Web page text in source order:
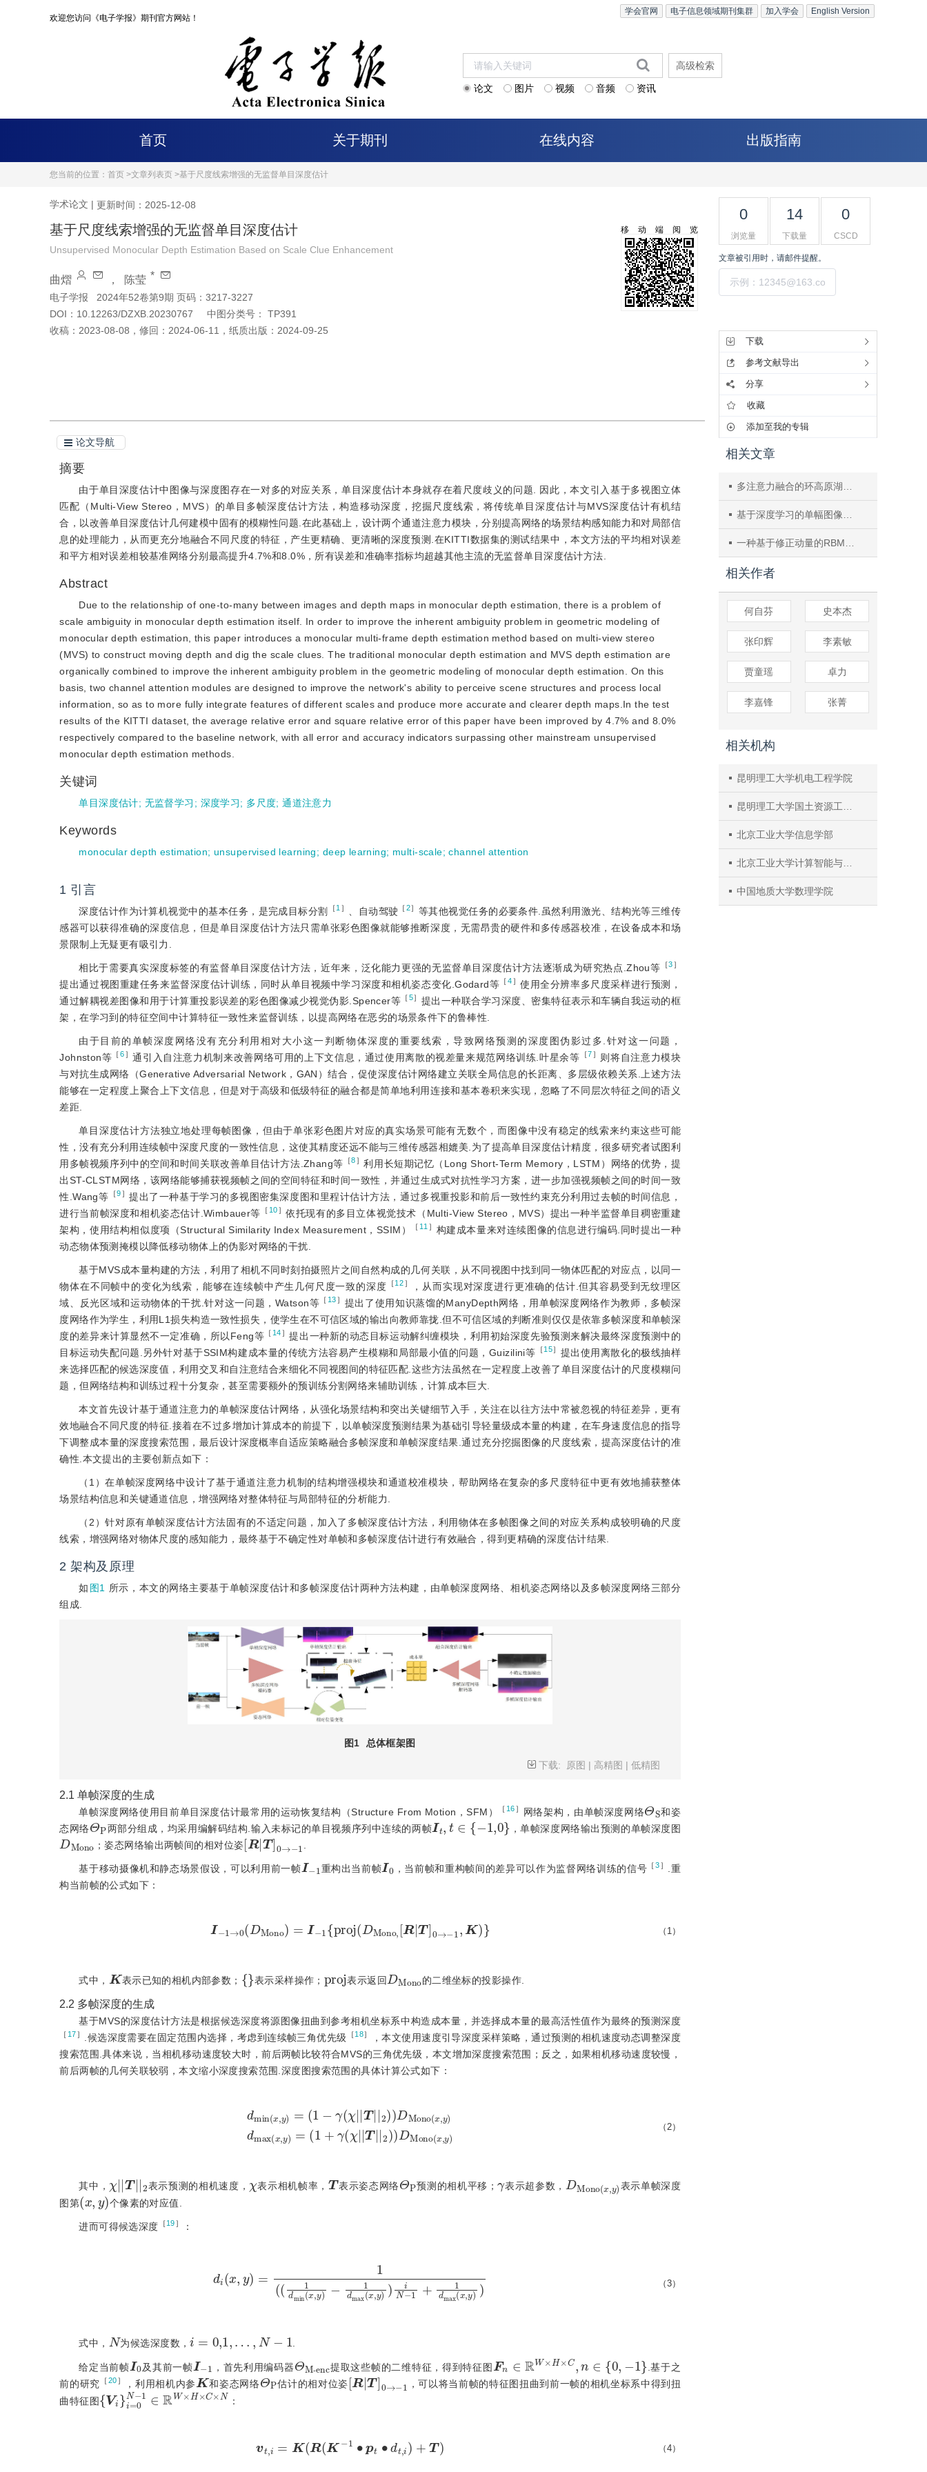
欢迎您访问《电子学报》期刊官方网站！
English Version
加入学会
电子信息领域期刊集群
学会官网
论文 图片 视频 音频 资讯
高级检索
首页 关于期刊 在线内容 出版指南
您当前的位置： 首页 >文章列表页 >基于尺度线索增强的无监督单目深度估计
学术论文 | 更新时间：2025-12-08
基于尺度线索增强的无监督单目深度估计
Unsupervised Monocular Depth Estimation Based on Scale Clue Enhancement
曲熠 ， 陈莹 *
电子学报
2024年52卷第9期 页码：3217-3227
DOI： 10.12263/DZXB.20230767 中图分类号：
TP391
收稿： 2023-08-08 ， 修回： 2024-06-11 ， 纸质出版： 2024-09-25
移动端阅览
论文导航
摘要
由于单目深度估计中图像与深度图存在一对多的对应关系，单目深度估计本身就存在着尺度歧义的问题. 因此，本文引入基于多视图立体
匹配（Multi-View Stereo，MVS）的单目多帧深度估计方法，构造移动深度，挖掘尺度线索，将传统单目深度估计与MVS深度估计有机结
合，以改善单目深度估计几何建模中固有的模糊性问题.在此基础上，设计两个通道注意力模块，分别提高网络的场景结构感知能力和对局部信
息的处理能力，从而更充分地融合不同尺度的特征，产生更精确、更清晰的深度预测.在KITTI数据集的测试结果中，本文方法的平均相对误差
和平方相对误差相较基准网络分别最高提升4.7%和8.0%，所有误差和准确率指标均超越其他主流的无监督单目深度估计方法.
Abstract
Due to the relationship of one-to-many between images and depth maps in monocular depth estimation, there is a problem of
scale ambiguity in monocular depth estimation itself. In order to improve the inherent ambiguity problem in geometric modeling of
monocular depth estimation, this paper introduces a monocular multi-frame depth estimation method based on multi-view stereo
(MVS) to construct moving depth and dig the scale clues. The traditional monocular depth estimation and MVS depth estimation are
organically combined to improve the inherent ambiguity problem in the geometric modeling of monocular depth estimation. On this
basis, two channel attention modules are designed to improve the network's ability to perceive scene structures and process local
information, so as to more fully integrate features of different scales and produce more accurate and clearer depth maps.In the test
results of the KITTI dataset, the average relative error and square relative error of this paper have been improved by 4.7% and 8.0%
respectively compared to the baseline network, with all error and accuracy indicators surpassing other mainstream unsupervised
monocular depth estimation methods.
关键词
单目深度估计; 无监督学习 ; 深度学习; 多尺度;通道注意力
Keywords
monocular depth estimation;unsupervised learning; deep learning; multi-scale;channel attention
1 引言
深度估计作为计算机视觉中的基本任务，是完成目标分割 ［1 ］ 、自动驾驶 ［2］ 等其他视觉任务的必要条件.虽然利用激光、结构光等三维传
感器可以获得准确的深度信息，但是单目深度估计方法只需单张彩色图像就能够推断深度，无需昂贵的硬件和多传感器校准，在设备成本和场
景限制上无疑更有吸引力.
相比于需要真实深度标签的有监督单目深度估计方法，近年来，泛化能力更强的无监督单目深度估计方法逐渐成为研究热点.Zhou等 ［3］
提出通过视图重建任务来监督深度估计训练，同时从单目视频中学习深度和相机姿态变化.Godard等 ［4］ 使用全分辨率多尺度采样进行预测，
通过解耦视差图像和用于计算重投影误差的彩色图像减少视觉伪影.Spencer等 ［5］ 提出一种联合学习深度、密集特征表示和车辆自我运动的框
架，在学习到的特征空间中计算特征一致性来监督训练，以提高网络在恶劣的场景条件下的鲁棒性.
由于目前的单帧深度网络没有充分利用相对大小这一判断物体深度的重要线索，导致网络预测的深度图伪影过多.针对这一问题，
Johnston等 ［6］通引入自注意力机制来改善网络可用的上下文信息，通过使用离散的视差量来规范网络训练.叶星余等 ［7］ 则将自注意力模块
与对抗生成网络（Generative Adversarial Network，GAN）结合，促使深度估计网络建立关联全局信息的长距离、多层级依赖关系.上述方法
能够在一定程度上聚合上下文信息，但是对于高级和低级特征的融合都是简单地利用连接和基本卷积来实现，忽略了不同层次特征之间的语义
差距.
单目深度估计方法独立地处理每帧图像，但由于单张彩色图片对应的真实场景可能有无数个，而图像中没有稳定的线索来约束这些可能
性，没有充分利用连续帧中深度尺度的一致性信息，这使其精度还远不能与三维传感器相媲美.为了提高单目深度估计精度，很多研究者试图利
用多帧视频序列中的空间和时间关联改善单目估计方法.Zhang等 ［8］ 利用长短期记忆（Long Short-Term Memory，LSTM）网络的优势，提
出ST-CLSTM网络，该网络能够捕获视频帧之间的空间特征和时间一致性，并通过生成式对抗性学习方案，进一步加强视频帧之间的时间一致
性.Wang等 ［9］提出了一种基于学习的多视图密集深度图和里程计估计方法，通过多视重投影和前后一致性约束充分利用过去帧的时间信息，
进行当前帧深度和相机姿态估计.Wimbauer等 ［ 10］ 依托现有的多目立体视觉技术（Multi-View Stereo，MVS）提出一种半监督单目稠密重建
架构，使用结构相似度项（Structural Similarity Index Measurement，SSIM） ［ 11 ］ 构建成本量来对连续图像的信息进行编码.同时提出一种
动态物体预测掩模以降低移动物体上的伪影对网络的干扰.
基于MVS成本量构建的方法，利用了相机不同时刻拍摄照片之间自然构成的几何关联，从不同视图中找到同一物体匹配的对应点，以同一
物体在不同帧中的变化为线索，能够在连续帧中产生几何尺度一致的深度 ［12］
，从而实现对深度进行更准确的估计.但其容易受到无纹理区
域、反光区域和运动物体的干扰.针对这一问题，Watson等 ［ 13］ 提出了使用知识蒸馏的ManyDepth网络，用单帧深度网络作为教师，多帧深
度网络作为学生，利用L1损失构造一致性损失，使学生在不可信区域的输出向教师靠拢.但不可信区域的判断准则仅仅是依靠多帧深度和单帧深
度的差异来计算显然不一定准确，所以Feng等 ［ 14］提出一种新的动态目标运动解纠缠模块，利用初始深度先验预测来解决最终深度预测中的
目标运动失配问题.另外针对基于SSIM构建成本量的传统方法容易产生模糊和局部最小值的问题，Guizilini等 ［15］ 提出使用离散化的极线抽样
来选择匹配的候选深度值，利用交叉和自注意结合来细化不同视图间的特征匹配.这些方法虽然在一定程度上改善了单目深度估计的尺度模糊问
题，但网络结构和训练过程十分复杂，甚至需要额外的预训练分割网络来辅助训练，计算成本巨大.
本文首先设计基于通道注意力的单帧深度估计网络，从强化场景结构和突出关键细节入手，关注在以往方法中常被忽视的特征差异，更有
效地融合不同尺度的特征.接着在不过多增加计算成本的前提下，以单帧深度预测结果为基础引导轻量级成本量的构建，在车身速度信息的指导
下调整成本量的深度搜索范围，最后设计深度概率自适应策略融合多帧深度和单帧深度结果.通过充分挖掘图像的尺度线索，提高深度估计的准
确性.本文提出的主要创新点如下：
（1）在单帧深度网络中设计了基于通道注意力机制的结构增强模块和通道校准模块，帮助网络在复杂的多尺度特征中更有效地捕获整体
场景结构信息和关键通道信息，增强网络对整体特征与局部特征的分析能力.
（2）针对原有单帧深度估计方法固有的不适定问题，加入了多帧深度估计方法，利用物体在多帧图像之间的对应关系构成较明确的尺度
线索，增强网络对物体尺度的感知能力，最终基于不确定性对单帧和多帧深度估计进行有效融合，得到更精确的深度估计结果.
2 架构及原理
如 图1
所示，本文的网络主要基于单帧深度估计和多帧深度估计两种方法构建，由单帧深度网络、相机姿态网络以及多帧深度网络三部分
组成.
图1
总体框架图
下载:
原图 | 高精图 |低精图
2.1 单帧深度的生成
单帧深度网络使用目前单目深度估计最常用的运动恢复结构（Structure From Motion，SFM） ［ 16］ 网络架构，由单帧深度网络
Θ
和姿
态网络
ΘP
两部分组成，均采用编解码结构.输入未标记的单目视频序列中连续的两帧It,t∈ {-1,0 } ，单帧深度网络输出预测的单帧深度图
DMono
；姿态网络输出两帧间的相对位姿[R|T]0→-1
基于移动摄像机和静态场景假设，可以利用前一帧
I-
重构出当前帧
I0
，当前帧和重构帧间的差异可以作为监督网络训练的信号 ［3］ .重
构当前帧的公式如下：
I 0 (D n =I- {proj(DM ,[R|T] K)} （1）
式中，
K
表示已知的相机内部参数； {} 表示采样操作；
o
表示返回
D
的二维坐标的投影操作.
2.2 多帧深度的生成
基于MVS的深度估计方法是根据候选深度将源图像扭曲到参考相机坐标系中构造成本量，并选择成本量的最高活性值作为最终的预测深度
［17］ .候选深度需要在固定范围内选择，考虑到连续帧三角优先级 ［18］
，本文使用速度引导深度采样策略，通过预测的相机速度动态调整深度
搜索范围.具体来说，当相机移动速度较大时，前后两帧比较符合MVS的三角优先级，本文增加深度搜索范围；反之，如果相机移动速度较慢，
前后两帧的几何关联较弱，本文缩小深度搜索范围.深度图搜索范围的具体计算公式如下：
T no y)d max x,y)=
（2）
其中， ||T| 2
表示预测的相机速度， 表示相机帧率，
T
表示姿态网络
Θ
预测的相机平移； 表示超参数，
D
表示单帧深度
图第(x, y)个像素的对应值.
进而可得候选深度 ［19］ ：
x,
（3）
式中，
N
为候选深度数，
i= 0,1, N-1
给定当前帧 及其前一帧 ，首先利用编码器
Θ
提取这些帧的二维特征，得到特征图 Fn ∈ RW×H× ,n∈ 0,- 1}
.基于之
前的研究 ［20］ ，利用相机内参
K
和姿态网络
ΘP
估计的相对位姿[R|T]0→-1
，可以将当前帧的特征图扭曲到前一帧的相机坐标系中得到扭
曲特征图 {Vi}i=0N-
1∈RW×H×C×N ：
,i=K(R(K-1 )+ T
（4）
0
浏览量
14
下载量
0
CSCD
文章被引用时，请邮件提醒。
下载
参考文献导出
分享
收藏
添加至我的专辑
相关文章
多注意力融合的环高原湖泊遥感影像分割
基于深度学习的单幅图像去雾研究进展
一种基于修正动量的RBM算法
相关作者
何自芬 史本杰
张印辉 李素敏
贾童瑶 卓力
李嘉锋 张菁
相关机构
昆明理工大学机电工程学院
昆明理工大学国土资源工程学院
北京工业大学信息学部
北京工业大学计算智能与智能系统北京市重点实验室
中国地质大学数理学院